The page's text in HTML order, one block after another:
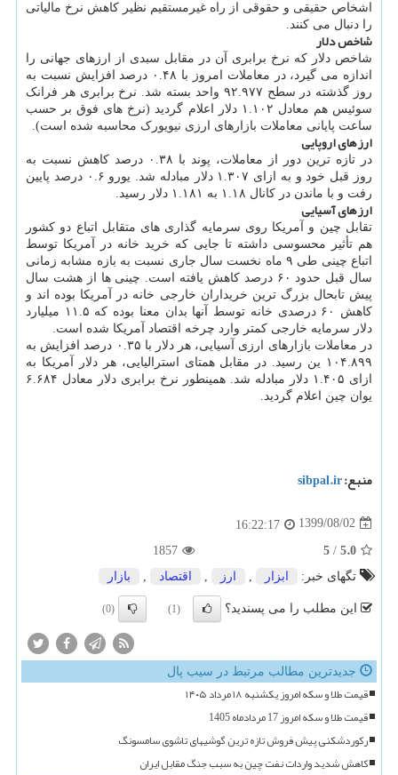
اشخاص حقیقی و حقوقی از راه غیرمستقیم نظیر کاهش نرخ مالیاتی
را دنبال می کنند.
شاخص دلار
شاخص دلار که نرخ برابری آن در مقابل سبدی از ارزهای جهانی را
اندازه می گیرد، در معاملات امروز با ۰.۴۸ درصد افزایش نسبت به
روز گذشته در سطح ۹۲.۹۷۷ واحد بسته شد. نرخ برابری هر فرانک
سوئیس هم معادل ۱.۱۰۲ دلار اعلام گردید (نرخ های فوق بر حسب
ساعت پایانی معاملات بازارهای ارزی نیویورک محاسبه شده است).
ارزهای اروپایی
در تازه ترین دور از معاملات، پوند با ۰.۳۸ درصد کاهش نسبت به
روز قبل خود و به ازای ۱.۳۰۷ دلار مبادله شد. یورو ۰.۶ درصد پایین
رفت و با ماندن در کانال ۱.۱۸ به ۱.۱۸۱ دلار رسید.
ارزهای آسیایی
تقابل چین و آمریکا روی سرمایه گذاری های متقابل اتباع دو کشور
هم تأثیر محسوسی داشته تا جایی که خرید خانه در آمریکا توسط
اتباع چینی طی ۹ ماه نخست سال جاری نسبت به بازه مشابه زمانی
سال قبل حدود ۶۰ درصد کاهش یافته است. چینی ها از هشت سال
پیش تابحال بزرگ ترین خریداران خارجی خانه در آمریکا بوده اند و
کاهش ۶۰ درصدی خانه توسط آنها بدان معنا بوده که ۱۱.۵ میلیارد
دلار سرمایه خارجی کمتر وارد چرخه اقتصاد آمریکا شده است.
در معاملات بازارهای ارزی آسیایی، هر دلار با ۰.۳۵ درصد افزایش به
۱۰۴.۸۹۹ ین رسید. در مقابل همتای استرالیایی، هر دلار آمریکا به
ازای ۱.۴۰۵ دلار مبادله شد. همینطور نرخ برابری دلار معادل ۶.۶۸۴
یوان چین اعلام گردید.
منبع:sibpal.ir
1399/08/02
16:22:17
5.0
/
5
1857
تگهای خبر:
ابزار ارز اقتصاد بازار
این مطلب را می پسندید؟ (1)
(0)
جدیدترین مطالب مرتبط در سیب پال
قیمت طلا و سکه امروز یکشنبه ۱۸ مرداد ۱۴۰۵
قیمت طلا و سکه امروز 17 مردادماه 1405
رکوردشکنی پیش فروش تازه ترین گوشیهای تاشوی سامسونگ
کاهش شدید واردات نفت چین به سبب جنگ مقابل ایران